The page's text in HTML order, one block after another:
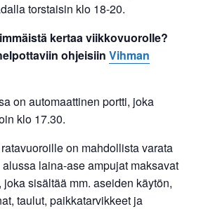
torstaisin klo 18-20.
kertaa viikkovuorolle?
ohjeisiin Vihman
on automaattinen portti, joka
klo 17.30.
on mahdollista varata
laina-ase ampujat maksavat
sisältää mm. aseiden käytön,
taulut, paikkatarvikkeet ja